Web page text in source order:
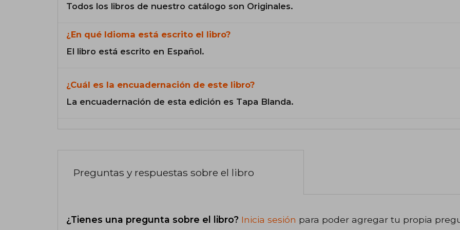
Todos los libros de nuestro catálogo son Originales.
¿En qué Idioma está escrito el libro?
El libro está escrito en Español.
¿Cuál es la encuadernación de este libro?
La encuadernación de esta edición es Tapa Blanda.
Preguntas y respuestas sobre el libro
¿Tienes una pregunta sobre el libro? Inicia sesión para poder agregar tu propia